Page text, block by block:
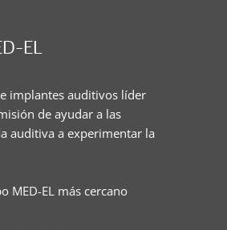
EL
implantes auditivos líder
de ayudar a las
auditiva a experimentar la
MED-EL más cercano